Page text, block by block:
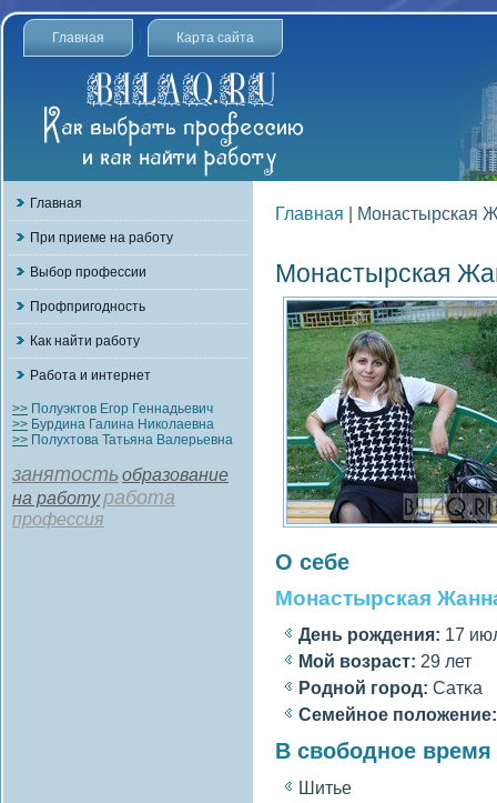
Главная Карта сайта
Главная
При приеме на работу
Выбор профессии
Профпригодность
Как найти работу
Работа и интернет
>> Полуэктов Егор Геннадьевич
>> Бурдина Галина Николаевна
>> Полухтова Татьяна Валерьевна
занятостьобразование
на работуработа
профессия
Главная | Монастырская
Монастырская
О себе
Монастырская
День рождения: 17
Мοй вοзраст: 29 лет
Роднοй гοрод: Сатκа
Семейное полοжение:
В свободное
Шитье